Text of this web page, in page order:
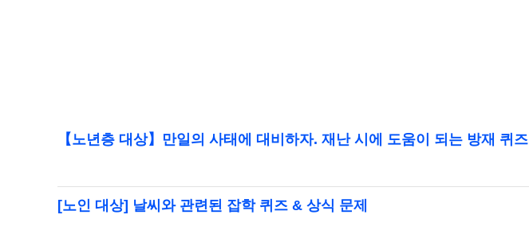
【노년층 대상】만일의 사태에 대비하자. 재난 시에 도움이 되는 방재 퀴즈
[노인 대상] 날씨와 관련된 잡학 퀴즈 & 상식 문제